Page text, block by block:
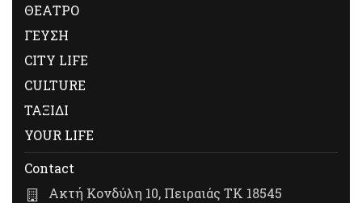
ΘΕΑΤΡΟ
ΓΕΥΣΗ
CITY LIFE
CULTURE
ΤΑΞΙΔΙ
YOUR LIFE
Contact
Ακτή Κονδύλη 10, Πειραιάς ΤΚ 18545